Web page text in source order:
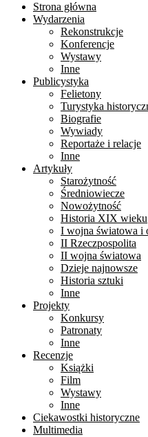
Strona główna
Wydarzenia
Rekonstrukcje
Konferencje
Wystawy
Inne
Publicystyka
Felietony
Turystyka
Biografie
Wywiady
Reportaże i relacje
Inne
Artykuły
Starożytność
Średniowiecze
Nowożytność
Historia XIX wieku
I wojna światowa i
II Rzeczpospolita
II wojna światowa
Dzieje najnowsze
Historia sztuki
Inne
Projekty
Konkursy
Patronaty
Inne
Recenzje
Książki
Film
Wystawy
Inne
Ciekawostki historyczne
Multimedia